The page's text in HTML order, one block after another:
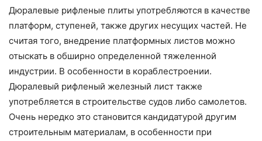
Дюралевые рифленые плиты употребляются в качестве
платформ, ступеней, также других несущих частей. Не
считая того, внедрение платформных листов можно
отыскать в обширно определенной тяжеленной
индустрии. В особенности в кораблестроении.
Дюралевый рифленый железный лист также
употребляется в строительстве судов либо самолетов.
Очень нередко это становится кандидатурой другим
строительным материалам, в особенности при